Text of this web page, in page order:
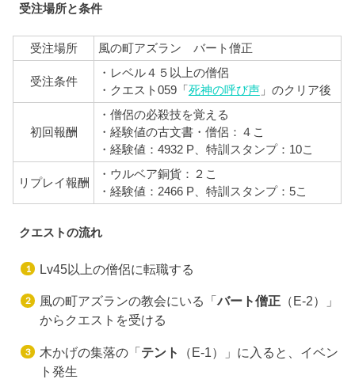
受注場所と条件
受注場所 風の町アズラン バート僧正
受注条件
・レベル４５以上の僧侶
・クエスト059「 死神の呼び声」のクリア後
初回報酬
・僧侶の必殺技を覚える
・経験値の古文書・僧侶：４こ
・経験値：4932 P、 特訓スタンプ：10こ
リプレイ報酬
・ウルベア銅貨：２こ
・経験値：2466 P、特訓スタンプ：5こ
クエストの流れ
Lv45以上の僧侶に転職する
風の町アズランの教会にいる「バート僧正（E-2）」
からクエストを受ける
木かげの集落の「テント
（E-1）」に入ると、イベン
ト発生